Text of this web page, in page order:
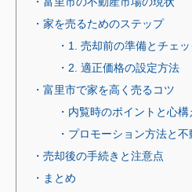
・家を売るためのステップ
・1. 売却前の準備とチェ
・2. 適正価格の設定方法
・富里市で家を高く売るコツ
・内覧時のポイントと心構
・プロモーション方法と
・売却後の手続きと注意点
・まとめ